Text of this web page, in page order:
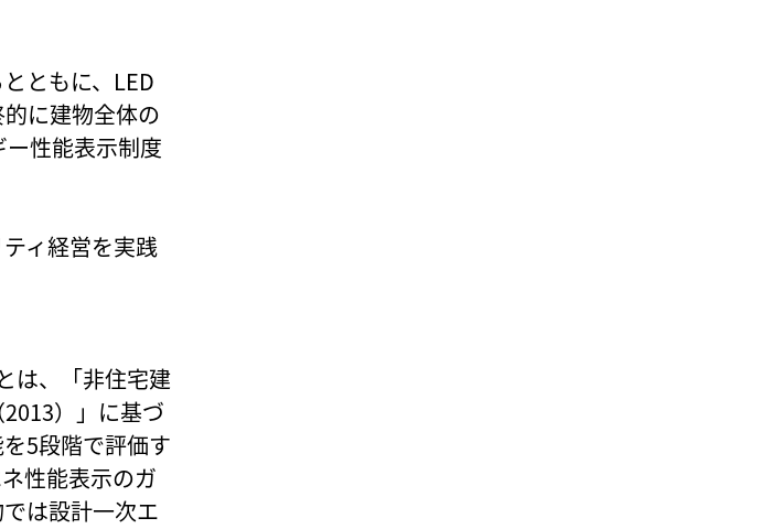
ともに、LED
に建物全体の
性能表示制度
ィ経営を実践
は、「非住宅建
）」に基づ
5段階で評価す
性能表示のガ
は設計一次エ